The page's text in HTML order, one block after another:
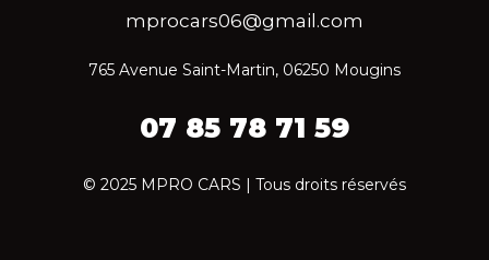
mprocars06@gmail.com
765 Avenue Saint-Martin, 06250 Mougins
07 85 78 71 59‬
© 2025 MPRO CARS | Tous droits réservés